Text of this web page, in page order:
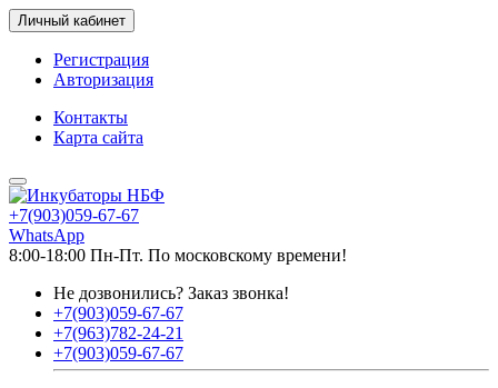
Личный кабинет
Регистрация
Авторизация
Контакты
Карта сайта
+7(903)059-67-67
WhatsApp
8:00-18:00 Пн-Пт. По московскому времени!
Не дозвонились? Заказ звонка!
+7(903)059-67-67
+7(963)782-24-21
+7(903)059-67-67